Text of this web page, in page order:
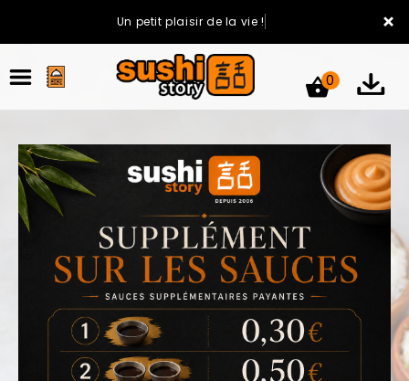
×
Un petit plaisir de la vie !
ACCUEIL
LA CARTE
VOTRE COMPTE
0